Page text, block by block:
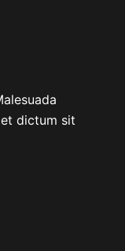
dictum sit